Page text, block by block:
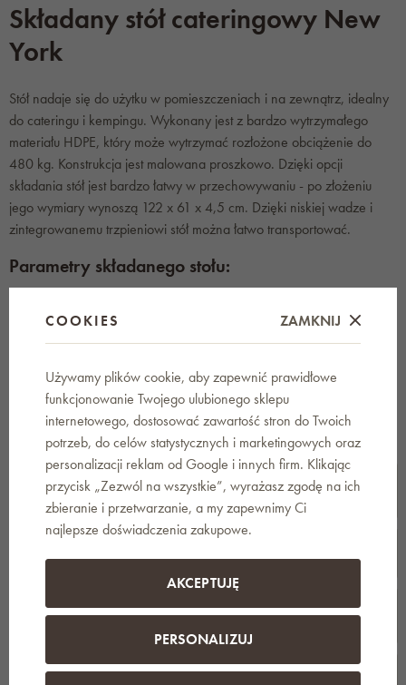
Składany stół cateringowy New
York
Stół nadaje się do użytku w pomieszczeniach i na zewnątrz, idealny
do cateringu i kempingu. Wykonany jest z bardzo wytrzymałego
materiału HDPE, który może wytrzymać rozłożone obciążenie do
480 kg. Konstrukcja jest malowana proszkowo. Dzięki opcji
składania stół jest bardzo łatwy w przechowywaniu - po złożeniu
jego wymiary wynoszą 122 x 61 x 4,5 cm. Dzięki niskiej wadze i
zintegrowanemu trzpieniowi stół można łatwo transportować.
Parametry składanego stołu:
blat: płyta HDPE o grubości 45 mm
waga: netto: 9 kg / brutto: 10 kg
maks. obciążenie rozłożone: 480 kg
AKCESORIA 2
OPINIE
COOKIES ZAMKNIJ
Używamy plików cookie, aby zapewnić prawidłowe
funkcjonowanie Twojego ulubionego sklepu
internetowego, dostosować zawartość stron do Twoich
potrzeb, do celów statystycznych i marketingowych oraz
personalizacji reklam od Google i innych firm. Klikając
przycisk „Zezwól na wszystkie”, wyrażasz zgodę na ich
zbieranie i przetwarzanie, a my zapewnimy Ci
najlepsze doświadczenia zakupowe.
AKCEPTUJĘ
PERSONALIZUJ